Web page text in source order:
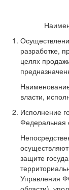
разработке,
целях
власти,
Исполнение
Федеральная
защите
Управления